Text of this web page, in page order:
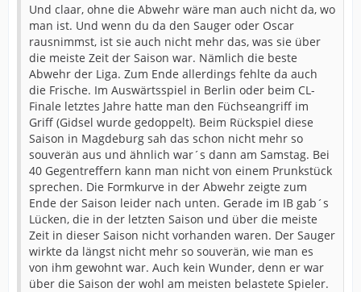
Und claar, ohne die Abwehr wäre man auch nicht da, wo
man ist. Und wenn du da den Sauger oder Oscar
rausnimmst, ist sie auch nicht mehr das, was sie über
die meiste Zeit der Saison war. Nämlich die beste
Abwehr der Liga. Zum Ende allerdings fehlte da auch
die Frische. Im Auswärtsspiel in Berlin oder beim CL-
Finale letztes Jahre hatte man den Füchseangriff im
Griff (Gidsel wurde gedoppelt). Beim Rückspiel diese
Saison in Magdeburg sah das schon nicht mehr so
souverän aus und ähnlich war´s dann am Samstag. Bei
40 Gegentreffern kann man nicht von einem Prunkstück
sprechen. Die Formkurve in der Abwehr zeigte zum
Ende der Saison leider nach unten. Gerade im IB gab´s
Lücken, die in der letzten Saison und über die meiste
Zeit in dieser Saison nicht vorhanden waren. Der Sauger
wirkte da längst nicht mehr so souverän, wie man es
von ihm gewohnt war. Auch kein Wunder, denn er war
über die Saison der wohl am meisten belastete Spieler.